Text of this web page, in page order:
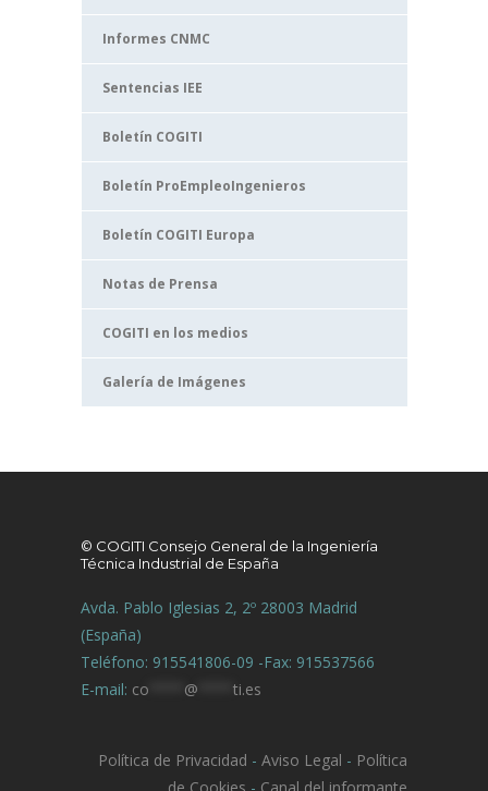
Informes CNMC
Sentencias IEE
Boletín COGITI
Boletín ProEmpleoIngenieros
Boletín COGITI Europa
Notas de Prensa
COGITI en los medios
Galería de Imágenes
© COGITI Consejo General de la Ingeniería
Técnica Industrial de España
Avda. Pablo Iglesias 2, 2º 28003 Madrid
(España)
Teléfono: 915541806-09 -Fax: 915537566
E-mail: co @ ti.es
Política de Privacidad - Aviso Legal - Política